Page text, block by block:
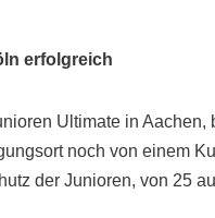
erfolgreich
Ultimate in
noch von einem
der Junioren, von 25